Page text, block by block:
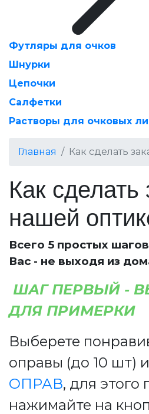
Футляры для очков
Шнурки
Цепочки
Салфетки
Растворы для очковых
Главная Как сделать
Как сделать
нашей
Всего 5 простых
Вас - не выходя из
ШАГ ПЕРВЫЙ -
ДЛЯ ПРИМЕРКИ
Выберете
оправы (до 10 шт)
ОПРАВ, для этого
нажимайте на